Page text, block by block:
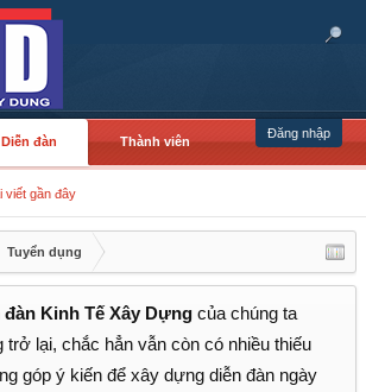
Đăng nhập
Diễn đàn
viết gần đây
Thành viên
Tuyển dụng
đàn Kinh Tế Xây Dựng của chúng ta
lại, chắc hẳn vẫn còn có nhiều thiếu
góp ý kiến để xây dựng diễn đàn ngày